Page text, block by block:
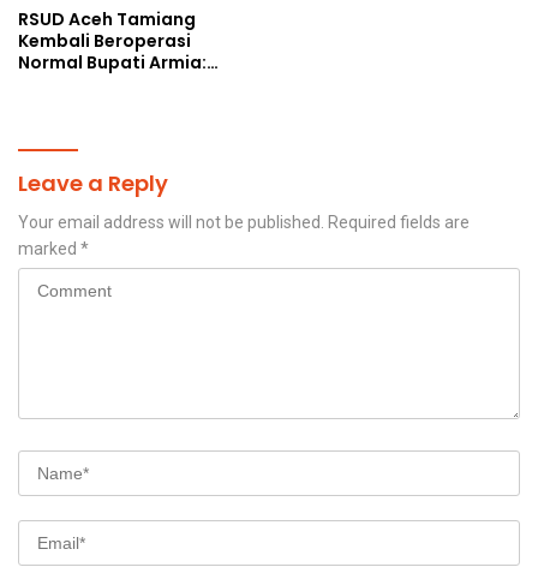
RSUD Aceh Tamiang
Kembali Beroperasi
Normal Bupati Armia:
Leave a Reply
Your email address will not be published.
Required fields are
marked *